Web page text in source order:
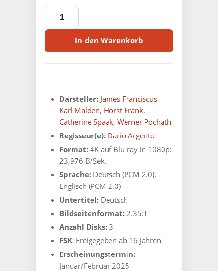
Darsteller: James Franciscus,
Karl Malden, Horst Frank,
Catherine Spaak, Werner Pochath
Regisseur(e): Dario Argento
Format: 4K auf Blu-ray in 1080p:
23,976 B/Sek.
Sprache: Deutsch (PCM 2.0),
Englisch (PCM 2.0)
Untertitel: Deutsch
Bildseitenformat: 2.35:1
Anzahl Disks: 3
FSK: Freigegeben ab 16 Jahren
Erscheinungstermin:
Januar/Februar 2025
DIE
NEUNSCHWÄNZIGE
KATZE
3-
Cover
Limitiert
auf
4K
ray
Menge
In den Warenkorb